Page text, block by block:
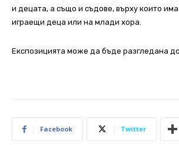
и децата, а също и съдове, върху които
играещи деца или на млади хора.
Експозицията може да бъде разгледана до
Facebook Twitter